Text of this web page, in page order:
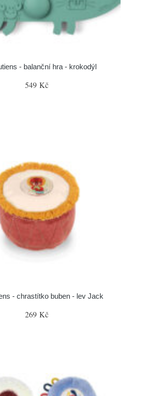
- balanční hra - krokodýl
549 Kč
- chrastítko buben - lev Jack
269 Kč